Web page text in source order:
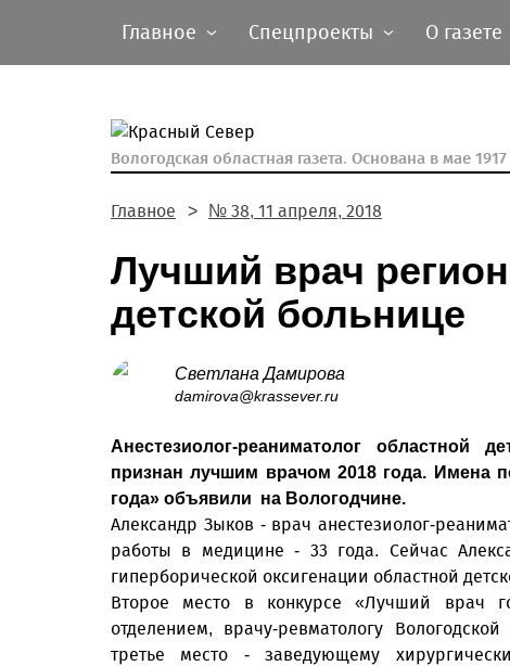
Главное Спецпроекты О газете
Вологодская областная газета. Основана в мае 1917
Главное № 38, 11 апреля, 2018
Лучший врач
детской больнице
Светлана Дамирова
damirova@krassever.ru
Анестезиолог-реаниматолог областной
признан лучшим врачом 2018 года. Имена
года» объявили на Вологодчине.
Александр Зыков - врач анестезиолог-
работы в медицине - 33 года. Сейчас
гиперборической оксигенации областной
Второе место в конкурсе «Лучший врач
отделением, врачу-ревматологу
третье место - заведующему